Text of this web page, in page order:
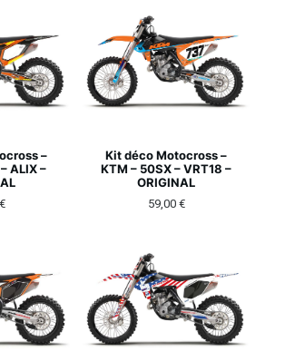
–
ALIX –
€
Kit déco Motocross –
KTM – 50SX – VRT18 –
ORIGINAL
59,00 €